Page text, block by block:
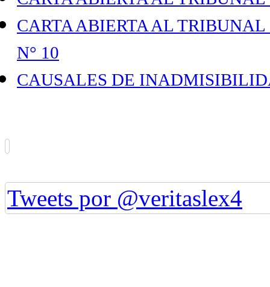
CARTA ABIERTA AL
N° 10
CAUSALES DE
Tweets por @veritaslex4